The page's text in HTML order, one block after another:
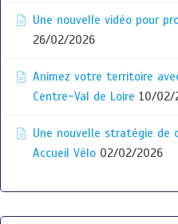
Une nouvelle vidéo pour
26/02/2026
Animez votre territoire
Centre-Val de Loire 10/02/
Une nouvelle stratégie de
Accueil Vélo 02/02/2026